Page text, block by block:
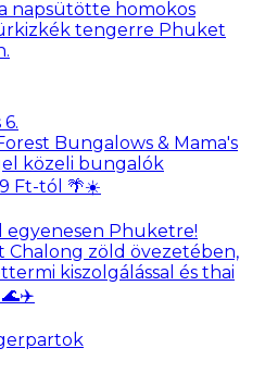
Bungalows & Mama's
közeli bungalók
Ft-tól 🌴☀️
Phuketre!
Chalong zöld övezetében,
kiszolgálással és thai